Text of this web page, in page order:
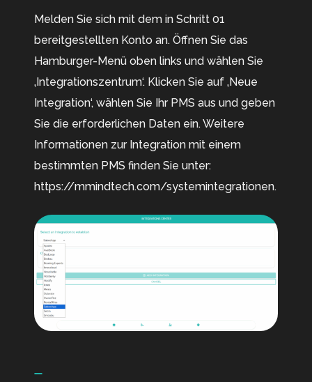
Melden Sie sich mit dem in Schritt 01
bereitgestellten Konto an. Öffnen Sie das
Hamburger-Menü oben links und wählen Sie
‚Integrationszentrum‘. Klicken Sie auf ‚Neue
Integration‘, wählen Sie Ihr PMS aus und geben
Sie die erforderlichen Daten ein. Weitere
Informationen zur Integration mit einem
bestimmten PMS finden Sie unter:
https://mmindtech.com/systemintegrationen.